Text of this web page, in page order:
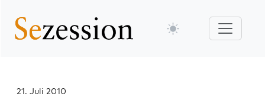
21. Juli 2010